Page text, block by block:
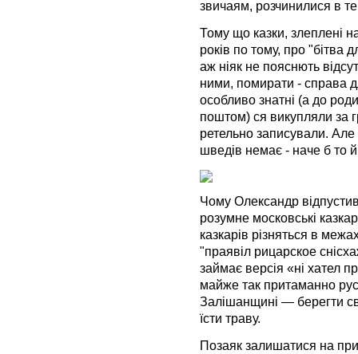
звичаям, розчинилися в
Тому що казки, злеплені
років по тому, про "бітва
аж ніяк не пояснють
ними, помирати - справа
особливо знатні (а до
поштом) ся викупляли за
ретельно записували. Але
шведів немає - наче б то й
Чому Олександр
розумне московські
казкарів різняться в
"праявіл рицарское
займає версія «ні хател
майже так притаманно
Залішанщині — берегти
їсти траву.
Позаяк залишатися на